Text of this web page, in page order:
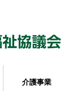
介護事業